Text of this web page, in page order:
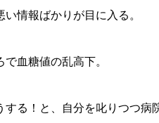
情報ばかりが目に入る。
血糖値の乱高下。
る！と、自分を叱りつつ病